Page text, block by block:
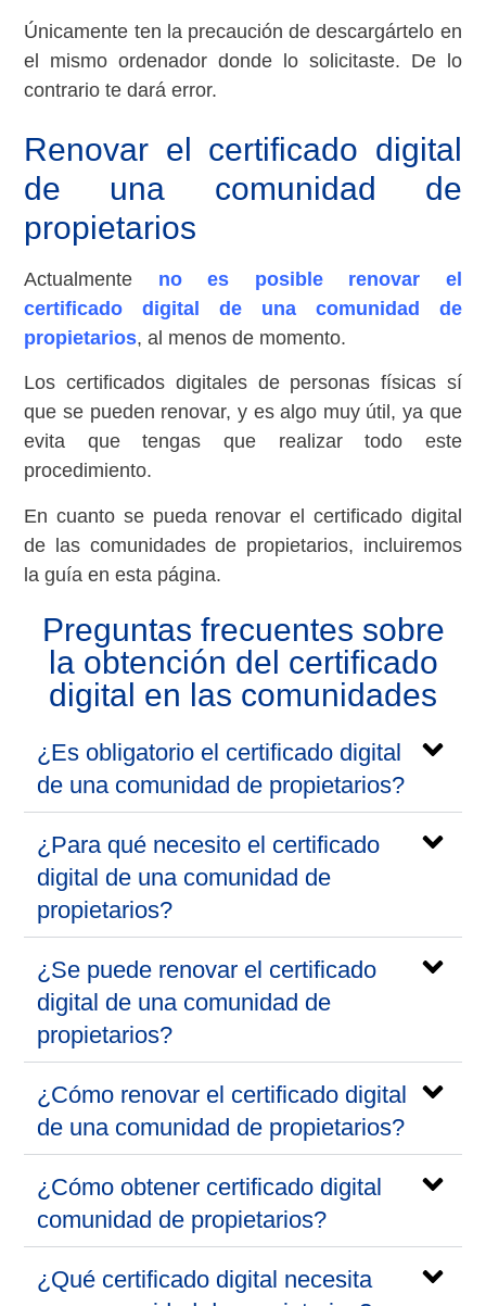
Únicamente ten la precaución de descargártelo en
el mismo ordenador donde lo solicitaste. De lo
contrario te dará error.
Renovar el certificado digital
de una comunidad de
propietarios
Actualmente no es posible renovar el
certificado digital de una comunidad de
propietarios, al menos de momento.
Los certificados digitales de personas físicas sí
que se pueden renovar, y es algo muy útil, ya que
evita que tengas que realizar todo este
procedimiento.
En cuanto se pueda renovar el certificado digital
de las comunidades de propietarios, incluiremos
la guía en esta página.
Preguntas frecuentes sobre
la obtención del certificado
digital en las comunidades
¿Es obligatorio el certificado digital
de una comunidad de propietarios?
¿Para qué necesito el certificado
digital de una comunidad de
propietarios?
¿Se puede renovar el certificado
digital de una comunidad de
propietarios?
¿Cómo renovar el certificado digital
de una comunidad de propietarios?
¿Cómo obtener certificado digital
comunidad de propietarios?
¿Qué certificado digital necesita